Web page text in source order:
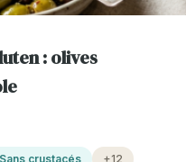
: olives
Sans crustacés +12